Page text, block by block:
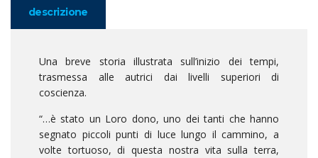
descrizione
Una breve storia illustrata sull’inizio dei tempi,
trasmessa alle autrici dai livelli superiori di
coscienza.
“…è stato un Loro dono, uno dei tanti che hanno
segnato piccoli punti di luce lungo il cammino, a
volte tortuoso, di questa nostra vita sulla terra,